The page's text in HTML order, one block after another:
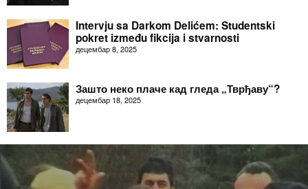
Intervju sa Darkom Delićem: Studentski
pokret između fikcija i stvarnosti
децембар 8, 2025
Зашто неко плаче кад гледа „Тврђаву“?
децембар 18, 2025